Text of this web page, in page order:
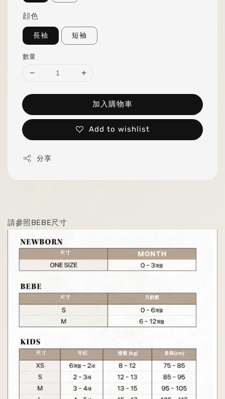
顔色
長袖 短袖
數量
加入購物車
Add to wishlist
分享
請參照BEBE尺寸